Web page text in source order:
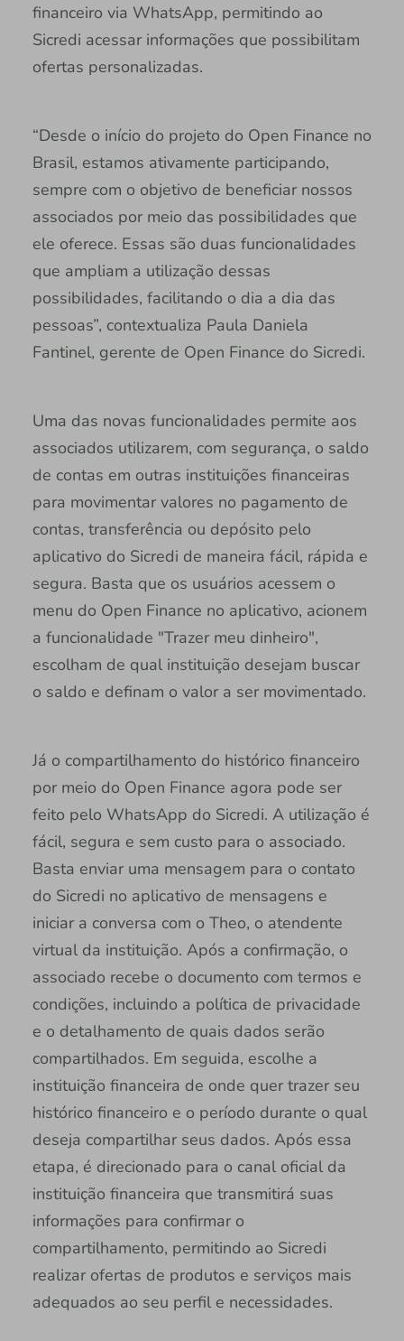
financeiro via WhatsApp, permitindo ao
Sicredi acessar informações que possibilitam
ofertas personalizadas.
“Desde o início do projeto do Open Finance no
Brasil, estamos ativamente participando,
sempre com o objetivo de beneficiar nossos
associados por meio das possibilidades que
ele oferece. Essas são duas funcionalidades
que ampliam a utilização dessas
possibilidades, facilitando o dia a dia das
pessoas”, contextualiza Paula Daniela
Fantinel, gerente de Open Finance do Sicredi.
Uma das novas funcionalidades permite aos
associados utilizarem, com segurança, o saldo
de contas em outras instituições financeiras
para movimentar valores no pagamento de
contas, transferência ou depósito pelo
aplicativo do Sicredi de maneira fácil, rápida e
segura. Basta que os usuários acessem o
menu do Open Finance no aplicativo, acionem
a funcionalidade "Trazer meu dinheiro",
escolham de qual instituição desejam buscar
o saldo e definam o valor a ser movimentado.
Já o compartilhamento do histórico financeiro
por meio do Open Finance agora pode ser
feito pelo WhatsApp do Sicredi. A utilização é
fácil, segura e sem custo para o associado.
Basta enviar uma mensagem para o contato
do Sicredi no aplicativo de mensagens e
iniciar a conversa com o Theo, o atendente
virtual da instituição. Após a confirmação, o
associado recebe o documento com termos e
condições, incluindo a política de privacidade
e o detalhamento de quais dados serão
compartilhados. Em seguida, escolhe a
instituição financeira de onde quer trazer seu
histórico financeiro e o período durante o qual
deseja compartilhar seus dados. Após essa
etapa, é direcionado para o canal oficial da
instituição financeira que transmitirá suas
informações para confirmar o
compartilhamento, permitindo ao Sicredi
realizar ofertas de produtos e serviços mais
adequados ao seu perfil e necessidades.